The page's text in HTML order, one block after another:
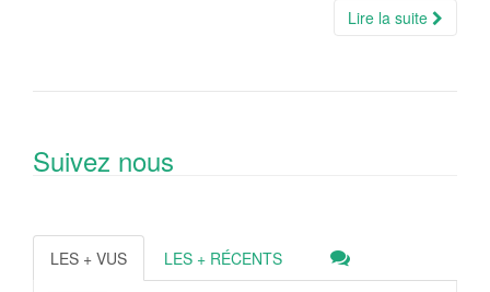
Lire la suite
Suivez nous
LES + VUS LES + RÉCENTS